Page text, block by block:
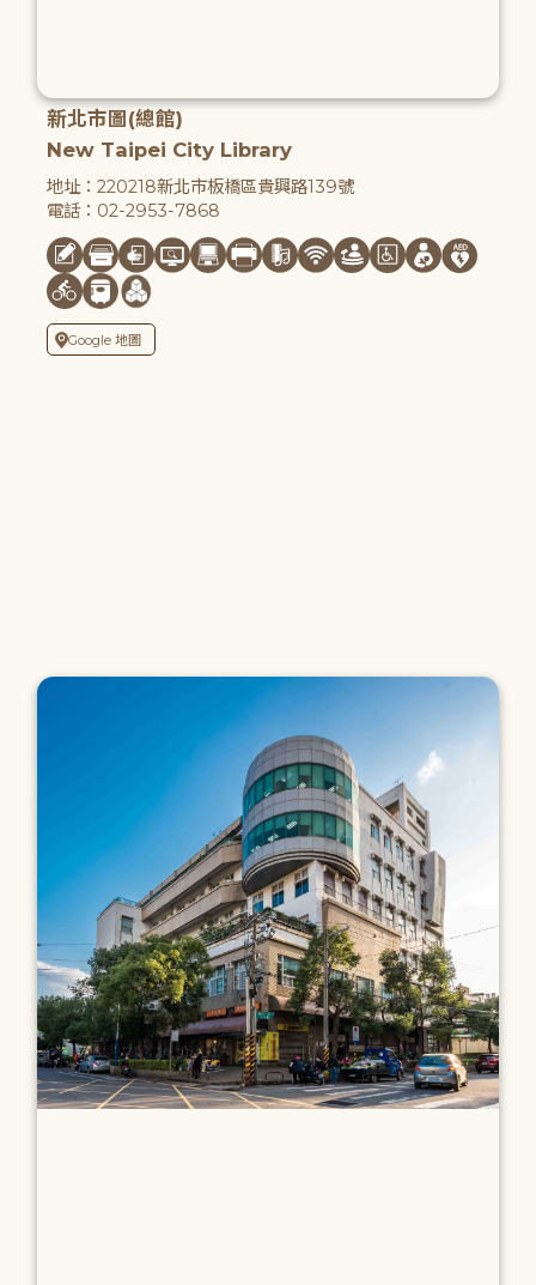
新北市圖(總館)
New Taipei City Library
地址：220218新北市板橋區貴興路139號
電話：02-2953-7868
Google 地圖